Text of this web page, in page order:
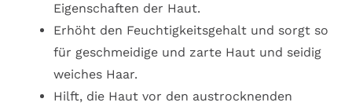
Eigenschaften der Haut.
Erhöht den Feuchtigkeitsgehalt und sorgt so
für geschmeidige und zarte Haut und seidig
weiches Haar.
Hilft, die Haut vor den austrocknenden